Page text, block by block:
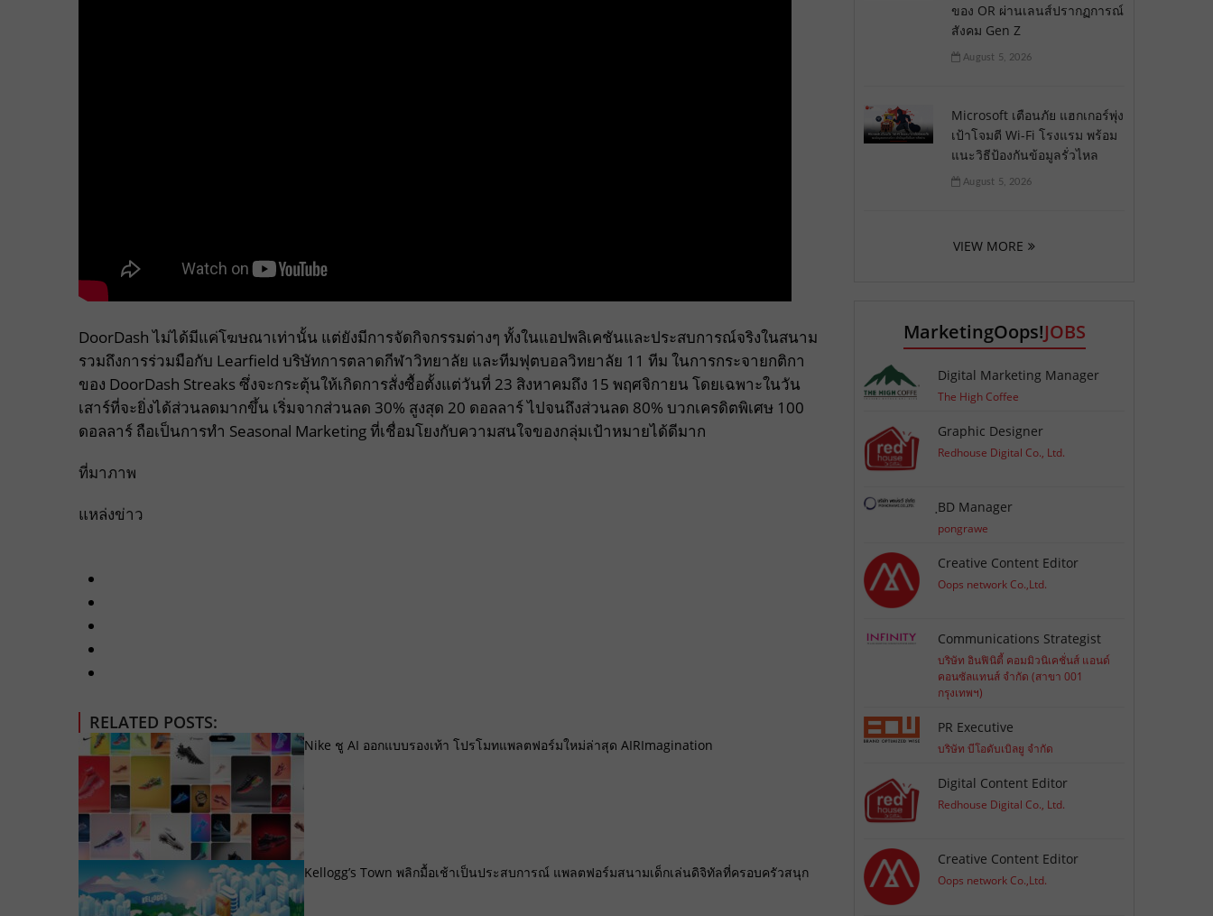
DoorDash ไม่ได้มีแค่โฆษณาเท่านั้น แต่ยังมีการจัดกิจกรรมต่างๆ ทั้งในแอปพลิเคชันและประสบการณ์จริงในสนาม
รวมถึงการร่วมมือกับ Learfield บริษัทการตลาดกีฬาวิทยาลัย และทีมฟุตบอลวิทยาลัย 11 ทีม ในการกระจายกติกา
ของ DoorDash Streaks ซึ่งจะกระตุ้นให้เกิดการสั่งซื้อตั้งแต่วันที่ 23 สิงหาคมถึง 15 พฤศจิกายน โดยเฉพาะในวัน
เสาร์ที่จะยิ่งได้ส่วนลดมากขึ้น เริ่มจากส่วนลด 30% สูงสุด 20 ดอลลาร์ ไปจนถึงส่วนลด 80% บวกเครดิตพิเศษ 100
ดอลลาร์ ถือเป็นการทำ Seasonal Marketing ที่เชื่อมโยงกับความสนใจของกลุ่มเป้าหมายได้ดีมาก
ที่มาภาพ
แหล่งข่าว
RELATED POSTS:
Nike ชู AI ออกแบบรองเท้า โปรโมทแพลตฟอร์มใหม่ล่าสุด AIRImagination
Kellogg’s Town พลิกมื้อเช้าเป็นประสบการณ์ แพลตฟอร์มสนามเด็กเล่นดิจิทัลที่ครอบครัวสนุก
ของ OR ผ่านเลนส์ปรากฏการณ์
สังคม Gen Z
August 5, 2026
Microsoft เตือนภัย แฮกเกอร์พุ่ง
เป้าโจมตี Wi-Fi โรงแรม พร้อม
แนะวิธีป้องกันข้อมูลรั่วไหล
August 5, 2026
VIEW MORE
MarketingOops!JOBS
Digital Marketing Manager
The High Coffee
Graphic Designer
Redhouse Digital Co., Ltd.
ฺBD Manager
pongrawe
Creative Content Editor
Oops network Co.,Ltd.
Communications Strategist
บริษัท อินฟินิตี้ คอมมิวนิเคชั่นส์ แอนด์
คอนซัลแทนส์ จำกัด (สาขา 001
กรุงเทพฯ)
PR Executive
บริษัท บีโอดับเบิลยู จำกัด
Digital Content Editor
Redhouse Digital Co., Ltd.
Creative Content Editor
Oops network Co.,Ltd.